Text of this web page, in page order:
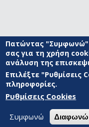
© ΠΑΝΕΠΙΣΤΗΜΙΟ ΑΙΓΑΙΟΥ
ΑΝΑΠΤΥΞΗΣ
Πατώντας "Συμφωνώ"
σας για τη χρήση
ανάλυση της
Επιλέξτε "Ρυθμίσεις
πληροφορίες.
Ρυθμίσεις Cookies
Συμφωνώ Διαφωνώ